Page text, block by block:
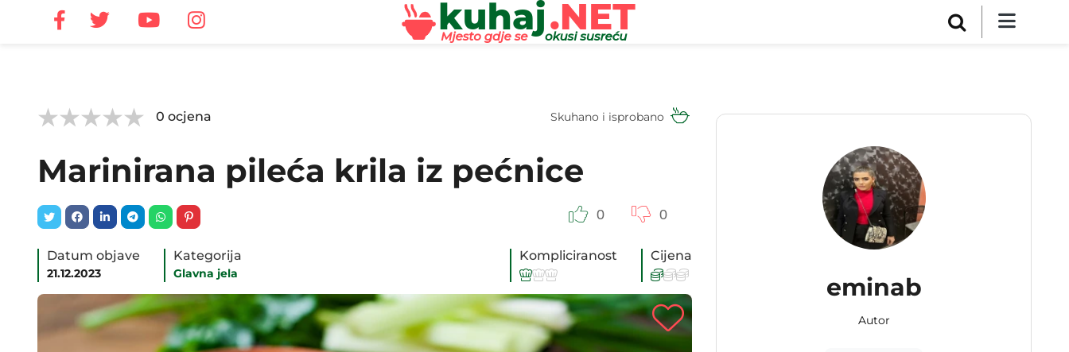


 0 ocjena Skuhano i isprobano
Marinirana pileća krila iz pećnice
0 0
Datum objave
21.12.2023
Kategorija
Glavna jela
Kompliciranost



Cijena


 eminab
Autor